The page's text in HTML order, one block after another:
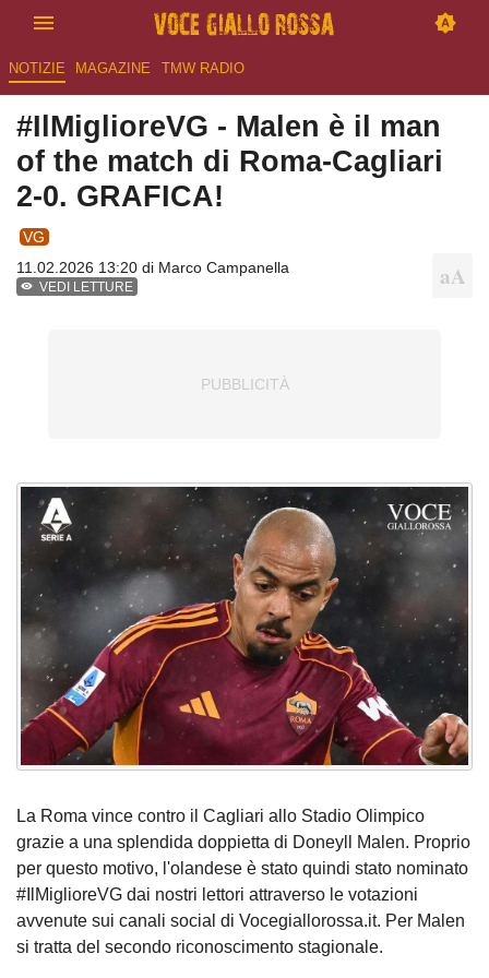
NOTIZIE MAGAZINE TMW RADIO
#IlMiglioreVG - Malen è il man
of the match di Roma-Cagliari
2-0. GRAFICA!
VG
11.02.2026 13:20 di Marco Campanella
VEDI LETTURE
La Roma vince contro il Cagliari allo Stadio Olimpico
grazie a una splendida doppietta di Doneyll Malen. Proprio
per questo motivo, l'olandese è stato quindi stato nominato
#IlMiglioreVG dai nostri lettori attraverso le votazioni
avvenute sui canali social di Vocegiallorossa.it. Per Malen
si tratta del secondo riconoscimento stagionale.